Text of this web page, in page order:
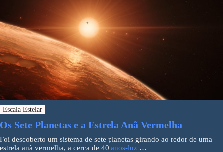
Escala Estelar
Os Sete Planetas e a Estrela Anã Vermelha
Foi descoberto um sistema de sete planetas girando ao redor de uma
estrela anã vermelha, a cerca de 40 anos-luz …